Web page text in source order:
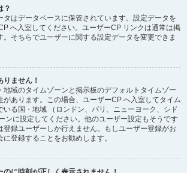
？
タはデータベースに保管されています。設定データを
へ入室してください。ユーザーCP リンクは通常は掲
そちらでユーザーに関する設定データを変更できま
ません！
地域のタイムゾーンと掲示板のデフォルトタイムゾー
があります。この場合、ユーザーCP へ入室してタイム
いる国・地域 （ロンドン、パリ、ニューヨーク、シド
ンに設定してください。他のユーザー設定もそうです
登録ユーザーしか行えません。もしユーザー登録がお
登録することをお勧めします。